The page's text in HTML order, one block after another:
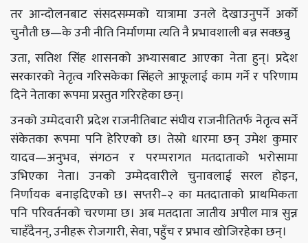
तर आन्दोलनबाट संसदसम्मको यात्रामा उनले देखाउनुपर्ने अर्को
चुनौती छ—के उनी नीति निर्माणमा त्यति नै प्रभावशाली बन्न सक्छन्रु
उता, सतिश सिंह शासनको अभ्यासबाट आएका नेता हुन्। प्रदेश
सरकारको नेतृत्व गरिसकेका सिंहले आफूलाई काम गर्ने र परिणाम
दिने नेताका रूपमा प्रस्तुत गरिरहेका छन्।
उनको उम्मेदवारी प्रदेश राजनीतिबाट संघीय राजनीतितर्फ नेतृत्व सर्ने
संकेतका रूपमा पनि हेरिएको छ। तेस्रो धारमा छन् उमेश कुमार
यादव—अनुभव, संगठन र परम्परागत मतदाताको भरोसामा
उभिएका नेता। उनको उम्मेदवारीले चुनावलाई सरल होइन,
निर्णायक बनाइदिएको छ। सप्तरी–२ का मतदाताको प्राथमिकता
पनि परिवर्तनको चरणमा छ। अब मतदाता जातीय अपील मात्र सुन्न
चाहँदैनन्, उनीहरू रोजगारी, सेवा, पहुँच र प्रभाव खोजिरहेका छन्।